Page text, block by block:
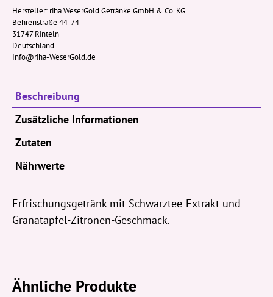
-
Hersteller: riha WeserGold Getränke GmbH & Co. KG
Behrenstraße 44-74
31747 Rinteln
Deutschland
Info@riha-WeserGold.de
Beschreibung
Zusätzliche Informationen
Zutaten
Nährwerte
Erfrischungsgetränk mit Schwarztee-Extrakt und
Granatapfel-Zitronen-Geschmack.
Ähnliche Produkte